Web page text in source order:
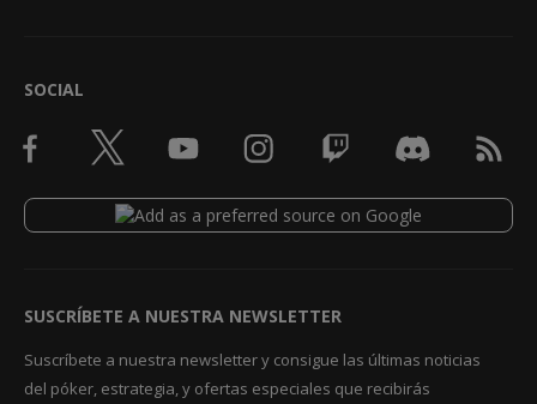
SOCIAL
SUSCRÍBETE A NUESTRA NEWSLETTER
Suscríbete a nuestra newsletter y consigue las últimas noticias
del póker, estrategia, y ofertas especiales que recibirás